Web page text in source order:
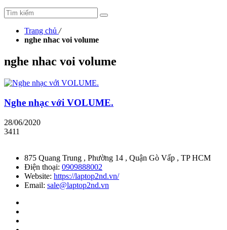
Trang chủ /
nghe nhac voi volume
nghe nhac voi volume
Nghe nhạc với VOLUME.
28/06/2020
3411
875 Quang Trung , Phường 14 , Quận Gò Vấp , TP HCM
Điện thoại: 0909888002
Website: https://laptop2nd.vn/
Email: sale@laptop2nd.vn